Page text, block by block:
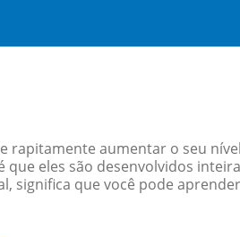
aumentar o seu
eles são desenvolvidos
que você pode